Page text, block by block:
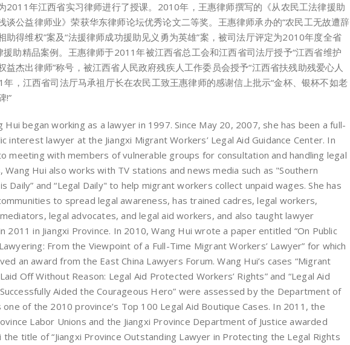
2011年江西省实习律师进行了授课。2010年，王惠律师撰写的《从农民工法律援助
谈公益律师业》荣获华东律师论坛优秀论文二等奖。王惠律师承办的“农民工无故遭辞
助得维权”案及“法援律师成功援助见义勇为英雄”案，被司法厅评定为2010年度全省
援助精品案例。王惠律师于2011年被江西省总工会和江西省司法厅授予“江西省维护
益杰出律师”称号，被江西省人民政府残疾人工作委员会授予“江西省扶残助残爱心人
年，江西省司法厅马承祖厅长在农民工致王惠律师的感谢信上批示“金杯、银杯不如老
!”
began working as a lawyer in 1997. Since May 20, 2007, she has been a full-
interest lawyer at the Jiangxi Migrant Workers’ Legal Aid Guidance Center. In
meeting with members of vulnerable groups for consultation and handling legal
Wang Hui also works with TV stations and news media such as "Southern
Daily” and “Legal Daily" to help migrant workers collect unpaid wages. She has
to spread legal awareness, has trained cadres, legal workers,
legal advocates, and legal aid workers, and also taught lawyer
2011 in Jiangxi Province. In 2010, Wang Hui wrote a paper entitled “On Public
From the Viewpoint of a Full-Time Migrant Workers’ Lawyer” for which
an award from the East China Lawyers Forum. Wang Hui’s cases “Migrant
Off Without Reason: Legal Aid Protected Workers’ Rights” and “Legal Aid
Aided the Courageous Hero” were assessed by the Department of
one of the 2010 province’s Top 100 Legal Aid Boutique Cases. In 2011, the
Labor Unions and the Jiangxi Province Department of Justice awarded
the title of “Jiangxi Province Outstanding Lawyer in Protecting the Legal Rights